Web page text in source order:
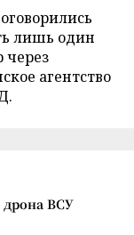
лишь один
через
агентство
дрона ВСУ